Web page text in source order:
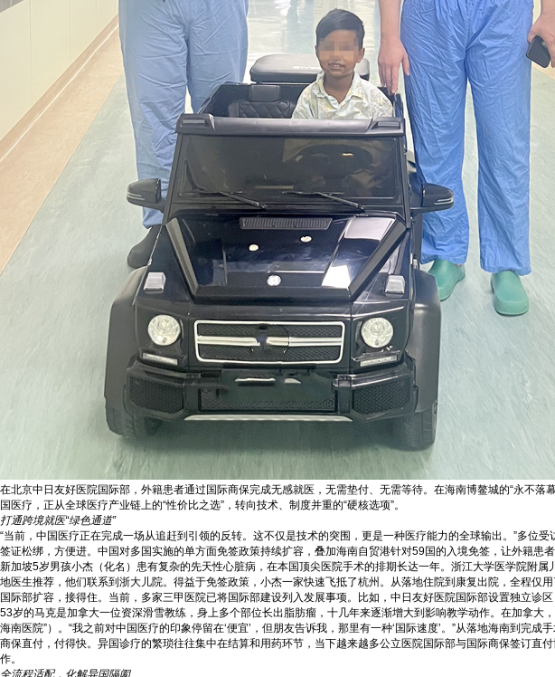
在北京中日友好医院国际部，外籍患者通过国际商保完成无感就医，无需垫付、无需等待。在海南博鳌城的“永不
国医疗，正从全球医疗产业链上的“性价比之选”，转向技术、制度并重的“硬核选项”。
打通跨境就医“绿色通道”
“当前，中国医疗正在完成一场从追赶到引领的反转。这不仅是技术的突围，更是一种医疗能力的全球输出。”多位受
签证松绑，方便进。中国对多国实施的单方面免签政策持续扩容，叠加海南自贸港针对59国的入境免签，让外籍患
新加坡5岁男孩小杰（化名）患有复杂的先天性心脏病，在本国顶尖医院手术的排期长达一年。浙江大学医学院附
地医生推荐，他们联系到浙大儿院。得益于免签政策，小杰一家快速飞抵了杭州。从落地住院到康复出院，全程仅用
国际部扩容，接得住。当前，多家三甲医院已将国际部建设列入发展事项。比如，中日友好医院国际部设置独立诊
53岁的马克是加拿大一位资深滑雪教练，身上多个部位长出脂肪瘤，十几年来逐渐增大到影响教学动作。在加拿
海南医院”）。“我之前对中国医疗的印象停留在‘便宜’，但朋友告诉我，那里有一种‘国际速度’。”从落地海南到完
商保直付，付得快。异国诊疗的繁琐往往集中在结算和用药环节，当下越来越多公立医院国际部与国际商保签订
作。
全流程适配，化解异国隔阂